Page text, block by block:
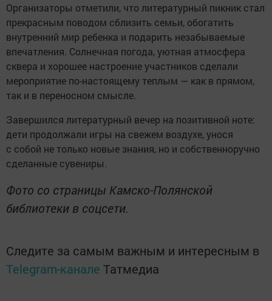
Организаторы отметили, что литературный пикник стал
прекрасным поводом сблизить семьи, обогатить
внутренний мир ребенка и подарить незабываемые
впечатления. Солнечная погода, уютная атмосфера
сквера и хорошее настроение участников сделали
мероприятие по-настоящему теплым — как в прямом,
так и в переносном смысле.
Завершился литературный вечер на позитивной ноте:
дети продолжали игры на свежем воздухе, унося
с собой не только новые знания, но и собственноручно
сделанные сувениры.
Фото со страницы Камско-Полянской
библиотеки в соцсети.
Следите за самым важным и интересным в
Telegram-канале Татмедиа